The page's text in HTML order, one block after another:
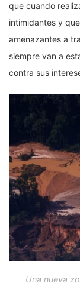
que cuando
intimidantes y
amenazantes a
siempre van a
contra sus
Una nueva